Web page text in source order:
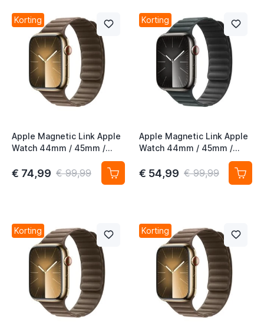
Korting
Apple Magnetic Link Apple
Watch 44mm / 45mm /
46mm / 49mm Taupe S/M
€ 74,99 € 99,99
Korting
Apple Magnetic Link Apple
Watch 44mm / 45mm /
46mm / 49mm Evergreen
M/L
€ 54,99 € 99,99
Korting Korting